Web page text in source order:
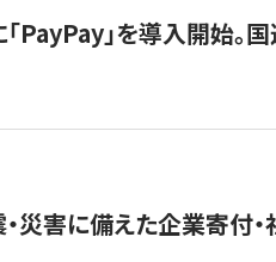
PayPay」を導入開始。
災害に備えた企業寄付